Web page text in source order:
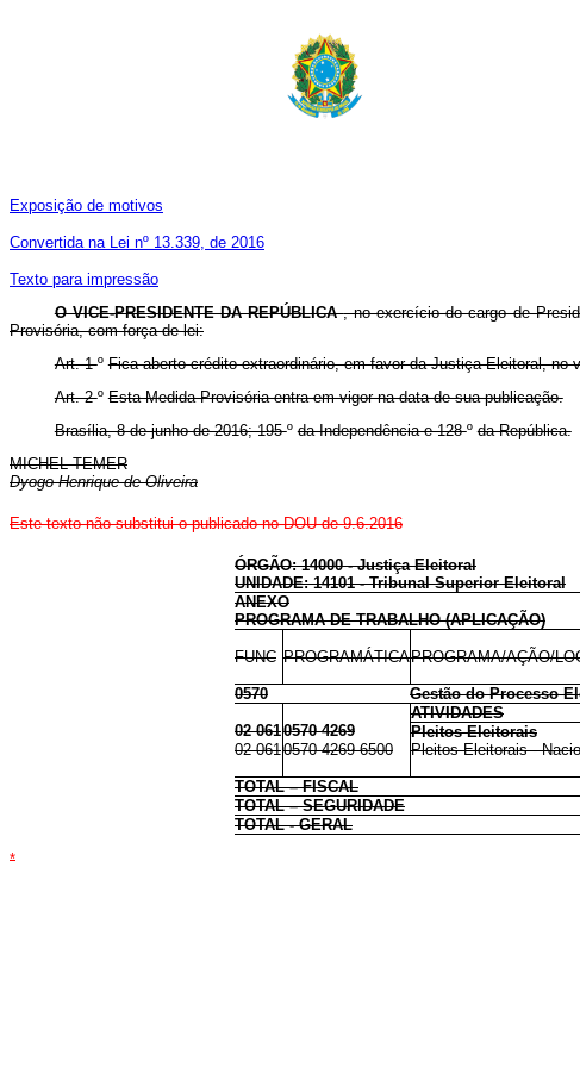
Exposição de motivos
Convertida na Lei nº 13.339, de 2016
Texto para impressão
O VICE-PRESIDENTE DA REPÚBLICA, no exercício do cargo de
Provisória, com força de lei:
Art. 1ºFica aberto crédito extraordinário, em favor da Justiça Eleitoral,
Art. 2ºEsta Medida Provisória entra em vigor na data de sua publicação.
Brasília, 8 de junho de 2016; 195ºda Independência e 128ºda República.
MICHEL TEMER
Dyogo Henrique de Oliveira
Este texto não substitui o publicado no DOU de 9.6.2016
ÓRGÃO: 14000 - Justiça Eleitoral
UNIDADE: 14101 - Tribunal Superior Eleitoral
ANEXO
PROGRAMA DE TRABALHO (APLICAÇÃO)
FUNC PROGRAMÁTICAPROGRAMA/AÇÃO/
0570 Gestão do Processo
ATIVIDADES
02 0610570 4269 Pleitos Eleitorais
02 0610570 4269 6500 Pleitos Eleitorais -
TOTAL – FISCAL
TOTAL – SEGURIDADE
TOTAL - GERAL
*